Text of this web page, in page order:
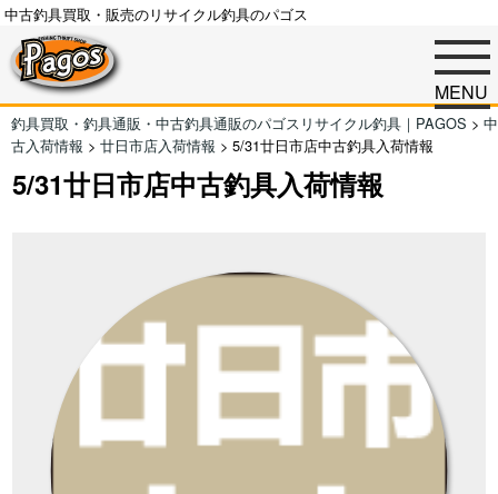
中古釣具買取・販売のリサイクル釣具のパゴス
MENU
釣具買取・釣具通販・中古釣具通販のパゴスリサイクル釣具｜PAGOS > 中
古入荷情報 > 廿日市店入荷情報 > 5/31廿日市店中古釣具入荷情報
5/31廿日市店中古釣具入荷情報